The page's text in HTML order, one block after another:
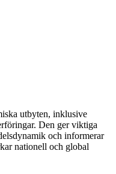
utbyten, inklusive
Den ger viktiga
och informerar
nationell och global